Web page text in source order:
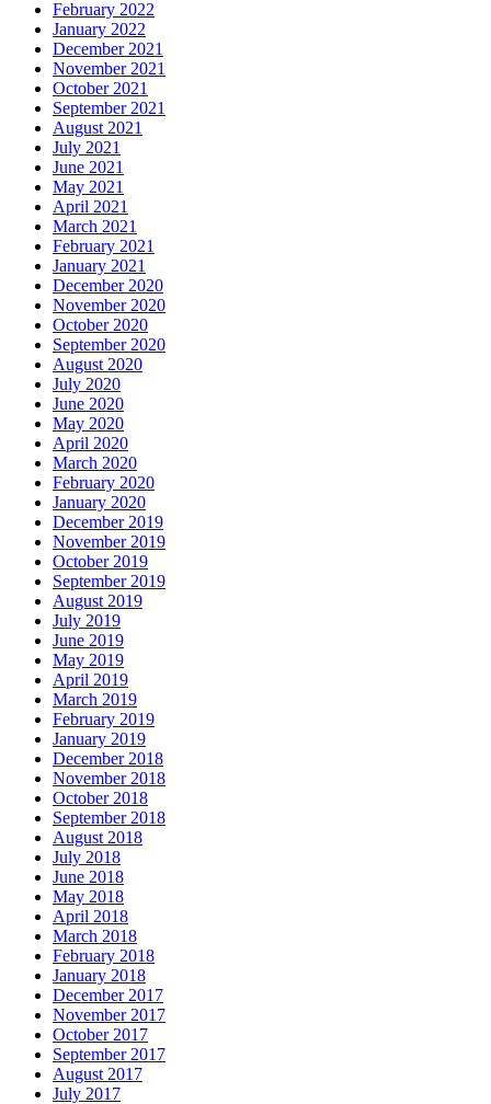
February 2022
January 2022
December 2021
November 2021
October 2021
September 2021
August 2021
July 2021
June 2021
May 2021
April 2021
March 2021
February 2021
January 2021
December 2020
November 2020
October 2020
September 2020
August 2020
July 2020
June 2020
May 2020
April 2020
March 2020
February 2020
January 2020
December 2019
November 2019
October 2019
September 2019
August 2019
July 2019
June 2019
May 2019
April 2019
March 2019
February 2019
January 2019
December 2018
November 2018
October 2018
September 2018
August 2018
July 2018
June 2018
May 2018
April 2018
March 2018
February 2018
January 2018
December 2017
November 2017
October 2017
September 2017
August 2017
July 2017